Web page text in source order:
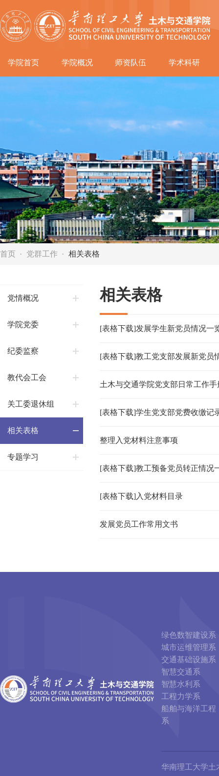
学院首页 学院概况 师资队伍 学术科研
首页 党群工作 相关表格
党情概况
学院党委
纪委监察
教代会工会
关工委退休组
相关表格
专题学习
相关表格
[表格下载]发展学生新党员情况一
[表格下载]教工党支部发展新党员
土木与交通学院党支部日常工作手
[表格下载]学生党支部党费收缴记
整理入党材料注意事项
[表格下载]教工预备党员转正情况
[表格下载]入党材料目录
发展党员工作常用文书
绿色数智建设系
城市运维管理系
交通基础设施系
智慧交通系
智慧水利系
工程力学系
船舶与海洋工程
系
华南理工大学土